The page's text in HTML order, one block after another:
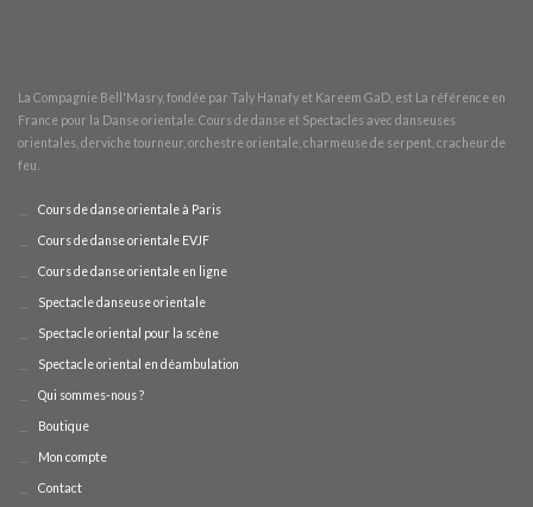
La Compagnie Bell'Masry, fondée par Taly Hanafy et Kareem GaD , est La référence en
France pour la Danse orientale. Cours de danse et Spectacles avec danseuses
orientales, derviche tourneur, orchestre orientale, charmeuse de serpent, cracheur de
feu
Cours de danse orientale à Paris
Cours de danse orientale EVJF
Cours de danse orientale en ligne
Spectacle danseuse orientale
Spectacle oriental pour la scène
Spectacle oriental en déambulation
Qui sommes-nous ?
Boutique
Mon compte
Contact